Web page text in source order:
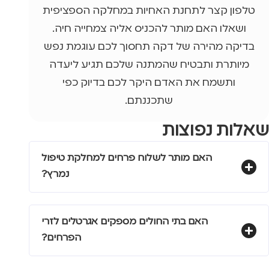
טלפון קצר לתחנת האחיות במחלקה הספציפית
ושאלו האם מותר להכניס אליה צמחייה חיה.
בדיקה מהירה של דקה תחסוך לכם עוגמת נפש
מיותרת ותבטיח שהמתנה שלכם תגיע ליעדה
ותשמח את האדם היקר לכם בדיוק כפי
שתכננתם.
שאלות נפוצות
האם מותר לשלוח פרחים למחלקת טיפול
נמרץ?
האם בתי החולים מספקים אגרטלים לזרי
הפרחים?